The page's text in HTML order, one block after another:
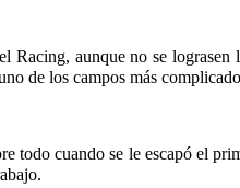
Racing, aunque no se
de los campos más
todo cuando se le escapó el